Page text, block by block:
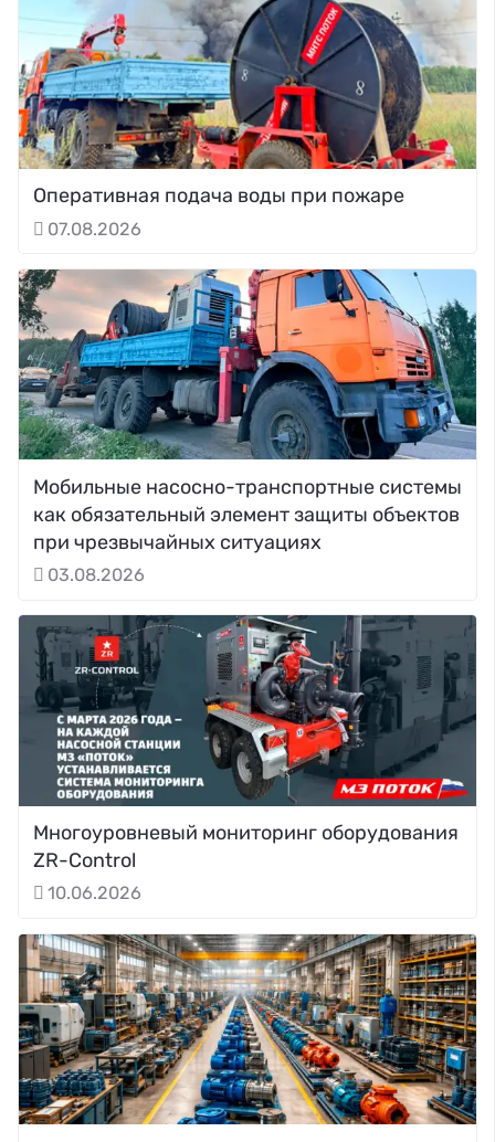
Оперативная подача воды при пожаре
07.08.2026
Мобильные насосно-транспортные системы
как обязательный элемент защиты объектов
при чрезвычайных ситуациях
03.08.2026
Многоуровневый мониторинг оборудования
ZR-Control
10.06.2026